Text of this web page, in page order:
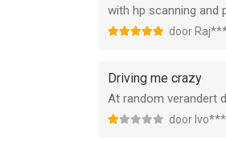
with hp scanning and
door
Driving me crazy
At random verandert
door